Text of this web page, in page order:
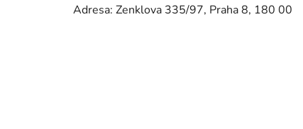
Adresa: Zenklova 335/97, Praha 8, 180 00